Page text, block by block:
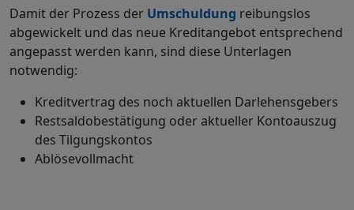
Damit der Prozess der Umschuldung reibungslos
abgewickelt und das neue Kreditangebot entsprechend
angepasst werden kann, sind diese Unterlagen
notwendig:
Kreditvertrag des noch aktuellen Darlehensgebers
Restsaldobestätigung oder aktueller Kontoauszug
des Tilgungskontos
Ablösevollmacht